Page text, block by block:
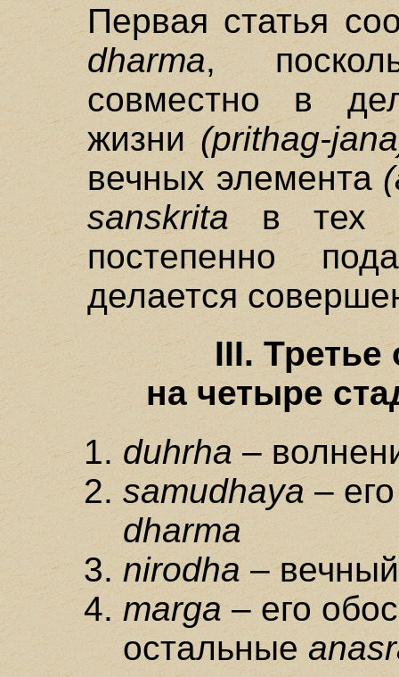
Первая статья
dharma,
совместно в
жизни(prithag-
вечных элемента
sanskritaв тех
постепенно
делается
III.
на четыре
duhrha–
samudhaya–
dharma
nirodha–
marga– его
остальные